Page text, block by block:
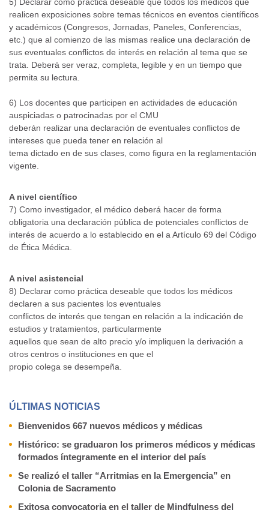
realicen exposiciones sobre temas técnicos en eventos científicos
y académicos (Congresos, Jornadas, Paneles, Conferencias,
etc.) que al comienzo de las mismas realice una declaración de
sus eventuales conflictos de interés en relación al tema que se
trata. Deberá ser veraz, completa, legible y en un tiempo que
permita su lectura.
6) Los docentes que participen en actividades de educación
auspiciadas o patrocinadas por el CMU
deberán realizar una declaración de eventuales conflictos de
intereses que pueda tener en relación al
tema dictado en de sus clases, como figura en la reglamentación
vigente.
A nivel científico
7) Como investigador, el médico deberá hacer de forma
obligatoria una declaración pública de potenciales conflictos de
interés de acuerdo a lo establecido en el a Artículo 69 del Código
de Ética Médica.
A nivel asistencial
8) Declarar como práctica deseable que todos los médicos
declaren a sus pacientes los eventuales
conflictos de interés que tengan en relación a la indicación de
estudios y tratamientos, particularmente
aquellos que sean de alto precio y/o impliquen la derivación a
otros centros o instituciones en que el
propio colega se desempeña.
ÚLTIMAS NOTICIAS
Bienvenidos 667 nuevos médicos y médicas
Histórico: se graduaron los primeros médicos y médicas
formados íntegramente en el interior del país
Se realizó el taller “Arritmias en la Emergencia” en
Colonia de Sacramento
Exitosa convocatoria en el taller de Mindfulness del